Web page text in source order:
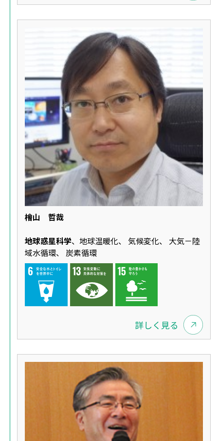
檜山 哲哉
地球惑星科学、地球温暖化、 気候変化、 大気－陸
域水循環、 炭素循環
詳しく見る